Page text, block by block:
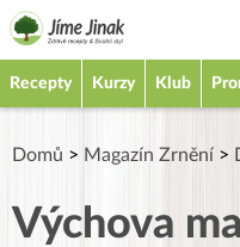
Recepty Kurzy Klub
Domů > Magazín Zrnění >
Výchova